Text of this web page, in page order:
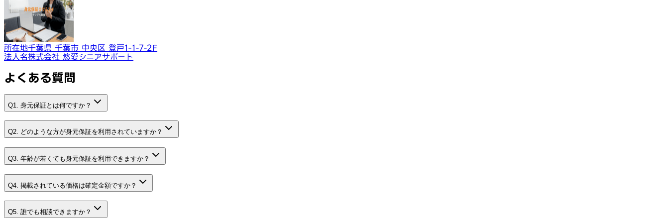
所在地千葉県 千葉市 中央区 登戸1-1-7-2F
法人名株式会社 悠愛シニアサポート
よくある質問
Q1. 身元保証とは何ですか？
Q2. どのような方が身元保証を利用されていますか？
Q3. 年齢が若くても身元保証を利用できますか？
Q4. 掲載されている価格は確定金額ですか？
Q5. 誰でも相談できますか？